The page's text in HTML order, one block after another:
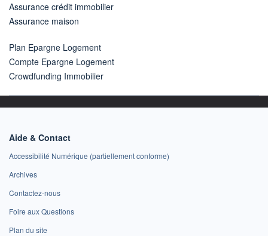
Assurance crédit immobilier
Assurance maison
Plan Epargne Logement
Compte Epargne Logement
Crowdfunding Immobilier
Aide & Contact
Accessibilité Numérique (partiellement conforme)
Archives
Contactez-nous
Foire aux Questions
Plan du site